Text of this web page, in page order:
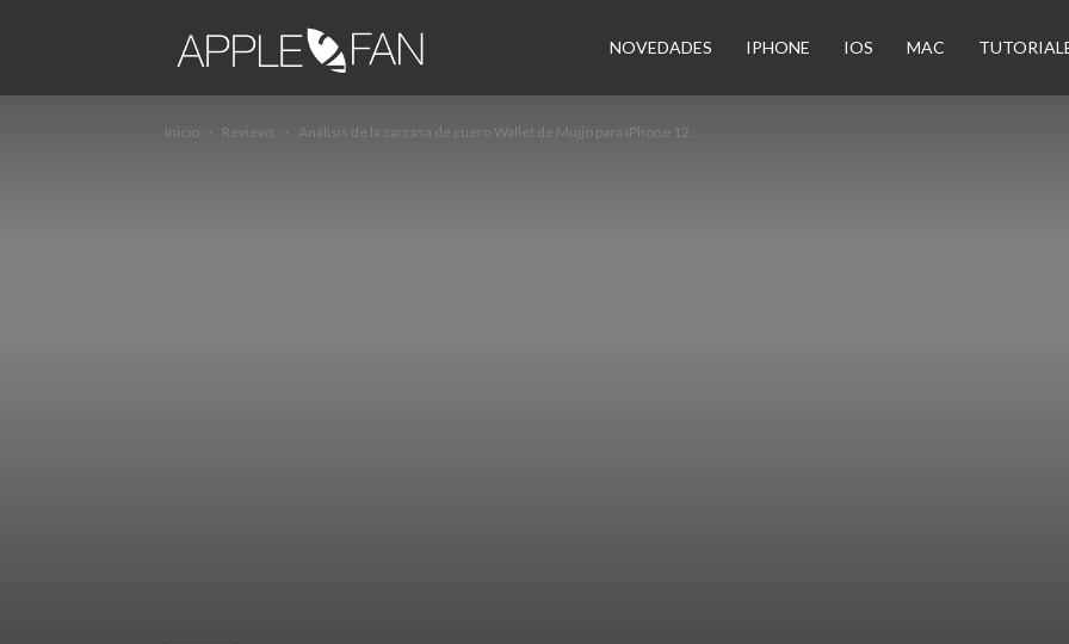
NOVEDADES IPHONE IOS MAC
Inicio Reviews Análisis de la carcasa de cuero Wallet de Mujjo para iPhone 12...